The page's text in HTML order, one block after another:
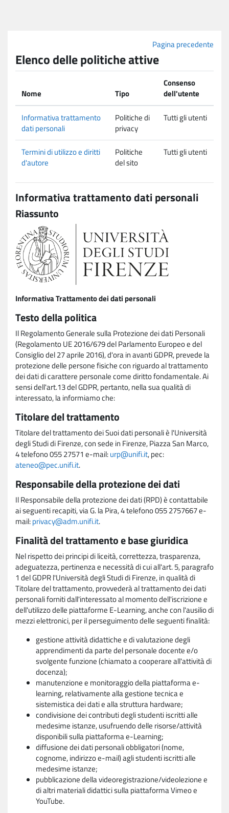
Pagina precedente
Elenco delle politiche attive
Nome Tipo
Consenso
dell'utente
Informativa trattamento
dati personali
Politiche di
privacy
Tutti gli utenti
Termini di utilizzo e diritti
d'autore
Politiche
del sito
Tutti gli utenti
Informativa trattamento dati personali
Riassunto
Informativa Trattamento dei dati personali
Testo della politica
Il Regolamento Generale sulla Protezione dei dati Personali
(Regolamento UE 2016/679 del Parlamento Europeo e del
Consiglio del 27 aprile 2016), d'ora in avanti GDPR, prevede la
protezione delle persone fisiche con riguardo al trattamento
dei dati di carattere personale come diritto fondamentale. Ai
sensi dell'art.13 del GDPR, pertanto, nella sua qualità di
interessato, la informiamo che:
Titolare del trattamento
Titolare del trattamento dei Suoi dati personali è l'Università
degli Studi di Firenze, con sede in Firenze, Piazza San Marco,
4 telefono 055 27571 e-mail:urp@unifi.it, pec:
ateneo@pec.unifi.it.
Responsabile della protezione dei dati
Il Responsabile della protezione dei dati (RPD) è contattabile
ai seguenti recapiti, via G. la Pira, 4 telefono 055 2757667 e-
mail:privacy@adm.unifi.it.
Finalità del trattamento e base giuridica
Nel rispetto dei principi di liceità, correttezza, trasparenza,
adeguatezza, pertinenza e necessità di cui all'art. 5, paragrafo
1 del GDPR l'Università degli Studi di Firenze, in qualità di
Titolare del trattamento, provvederà al trattamento dei dati
personali forniti dall'interessato al momento dell'iscrizione e
dell'utilizzo delle piattaforme E-Learning, anche con l'ausilio di
mezzi elettronici, per il perseguimento delle seguenti finalità:
gestione attività didattiche e di valutazione degli
apprendimenti da parte del personale docente e/o
svolgente funzione (chiamato a cooperare all'attività di
docenza);
manutenzione e monitoraggio della piattaforma e-
learning, relativamente alla gestione tecnica e
sistemistica dei dati e alla struttura hardware;
condivisione dei contributi degli studenti iscritti alle
medesime istanze, usufruendo delle risorse/attività
disponibili sulla piattaforma e-Learning;
diffusione dei dati personali obbligatori (nome,
cognome, indirizzo e-mail) agli studenti iscritti alle
medesime istanze;
pubblicazione della videoregistrazione/videolezione e
di altri materiali didattici sulla piattaforma Vimeo e
YouTube.